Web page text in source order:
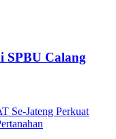
SPBU Calang